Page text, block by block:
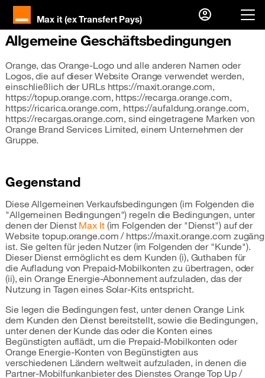
Max it (ex Transfert Pays)
Sie sind bereits Kunde?
Ich melde mich an
Erster Besuch?
Ihr Konto erstellen
Allgemeine Geschäftsbedingungen
Orange, das Orange-Logo und alle anderen Namen oder
Logos, die auf dieser Website Orange verwendet werden,
einschließlich der URLs https://maxit.orange.com,
https://topup.orange.com, https://recarga.orange.com,
https://ricarica.orange.com, https://aufaldung.orange.com,
https://recargas.orange.com, sind eingetragene Marken von
Orange Brand Services Limited, einem Unternehmen der
Gruppe.
Gegenstand
Diese Allgemeinen Verkaufsbedingungen (im Folgenden die
"Allgemeinen Bedingungen") regeln die Bedingungen, unter
denen der Dienst Max It (im Folgenden der "Dienst") auf der
Website topup.orange.com / https://maxit.orange.com
ist. Sie gelten für jeden Nutzer (im Folgenden der "Kunde").
Dieser Dienst ermöglicht es dem Kunden (i), Guthaben für
die Aufladung von Prepaid-Mobilkonten zu übertragen, oder
(ii), ein Orange Energie-Abonnement aufzuladen, das der
Nutzung in Tagen eines Solar-Kits entspricht.
Sie legen die Bedingungen fest, unter denen Orange Link
dem Kunden den Dienst bereitstellt, sowie die Bedingungen,
unter denen der Kunde das oder die Konten eines
Begünstigten auflädt, um die Prepaid-Mobilkonten oder
Orange Energie-Konten von Begünstigten aus
verschiedenen Ländern weltweit aufzuladen, in denen die
Partner-Mobilfunkanbieter des Dienstes Orange Top Up /